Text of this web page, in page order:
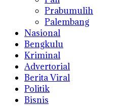
Prabumulih
Palembang
Nasional
Bengkulu
Kriminal
Advertorial
Berita Viral
Politik
Bisnis